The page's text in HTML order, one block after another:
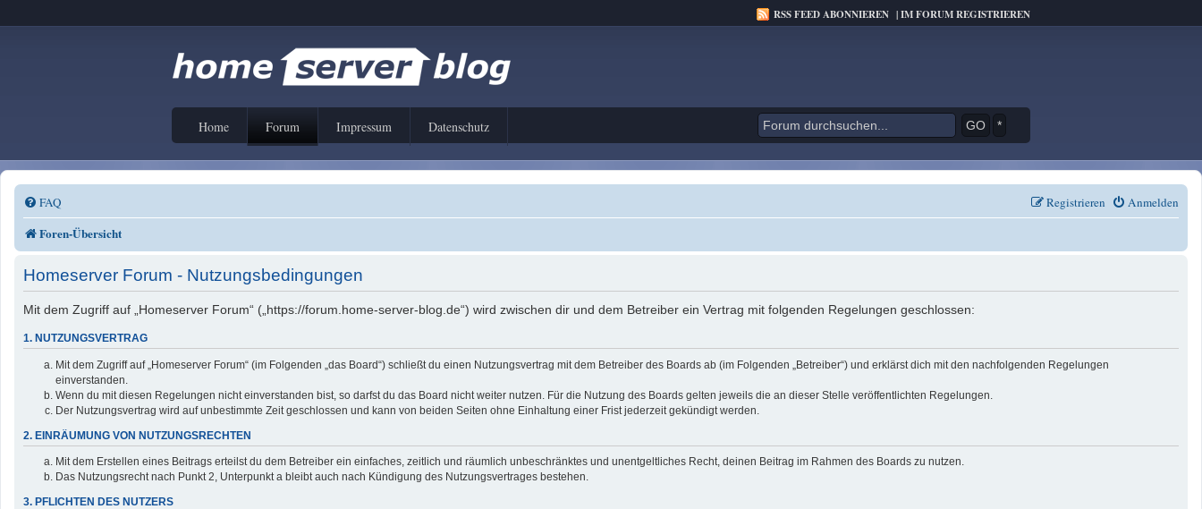
RSS FEED ABONNIEREN |IM FORUM REGISTRIEREN
Home Forum Impressum Datenschutz *
FAQ Anmelden
Registrieren
Foren-Übersicht
Homeserver Forum - Nutzungsbedingungen
Mit dem Zugriff auf „Homeserver Forum“ („https://forum.home-server-blog.de“) wird zwischen dir und dem Betreiber ein Vertrag mit folgenden Regelungen geschlossen:
1. NUTZUNGSVERTRAG
Mit dem Zugriff auf „Homeserver Forum“ (im Folgenden „das Board“) schließt du einen Nutzungsvertrag mit dem Betreiber des Boards ab (im Folgenden „Betreiber“) und erklärst dich mit den nachfolgenden Regelungen
einverstanden.
Wenn du mit diesen Regelungen nicht einverstanden bist, so darfst du das Board nicht weiter nutzen. Für die Nutzung des Boards gelten jeweils die an dieser Stelle veröffentlichten Regelungen.
Der Nutzungsvertrag wird auf unbestimmte Zeit geschlossen und kann von beiden Seiten ohne Einhaltung einer Frist jederzeit gekündigt werden.
2. EINRÄUMUNG VON NUTZUNGSRECHTEN
Mit dem Erstellen eines Beitrags erteilst du dem Betreiber ein einfaches, zeitlich und räumlich unbeschränktes und unentgeltliches Recht, deinen Beitrag im Rahmen des Boards zu nutzen.
Das Nutzungsrecht nach Punkt 2, Unterpunkt a bleibt auch nach Kündigung des Nutzungsvertrages bestehen.
3. PFLICHTEN DES NUTZERS